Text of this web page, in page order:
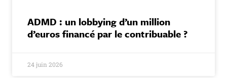
ADMD : un lobbying d’un million
d’euros financé par le contribuable ?
24 juin 2026